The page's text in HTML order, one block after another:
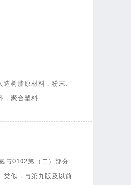
树脂原材料，粉末、
，聚合塑料
与0102第（二）部分
类似，与第九版及以前